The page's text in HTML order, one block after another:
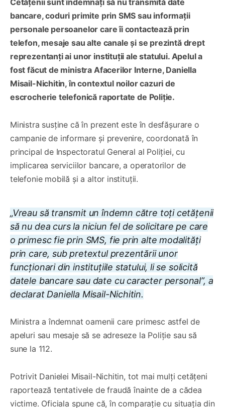
bancare, coduri primite prin SMS sau informații
personale persoanelor care îi contactează prin
telefon, mesaje sau alte canale și se prezintă drept
reprezentanți ai unor instituții ale statului. Apelul a
fost făcut de ministra Afacerilor Interne, Daniella
Misail-Nichitin, în contextul noilor cazuri de
escrocherie telefonică raportate de Poliție.
Ministra susține că în prezent este în desfășurare o
campanie de informare și prevenire, coordonată în
principal de Inspectoratul General al Poliției, cu
implicarea serviciilor bancare, a operatorilor de
telefonie mobilă și a altor instituții.
„Vreau să transmit un îndemn către toți cetățenii
să nu dea curs la niciun fel de solicitare pe care
o primesc fie prin SMS, fie prin alte modalități
prin care, sub pretextul prezentării unor
funcționari din instituțiile statului, li se solicită
datele bancare sau date cu caracter personal”, a
declarat Daniella Misail-Nichitin.
Ministra a îndemnat oamenii care primesc astfel de
apeluri sau mesaje să se adreseze la Poliție sau să
sune la 112.
Potrivit Danielei Misail-Nichitin, tot mai mulți cetățeni
raportează tentativele de fraudă înainte de a cădea
victime. Oficiala spune că, în comparație cu situația din